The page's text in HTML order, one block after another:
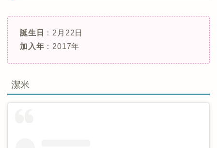
誕生日
：2月22日
加入年 ：2017年
潔米